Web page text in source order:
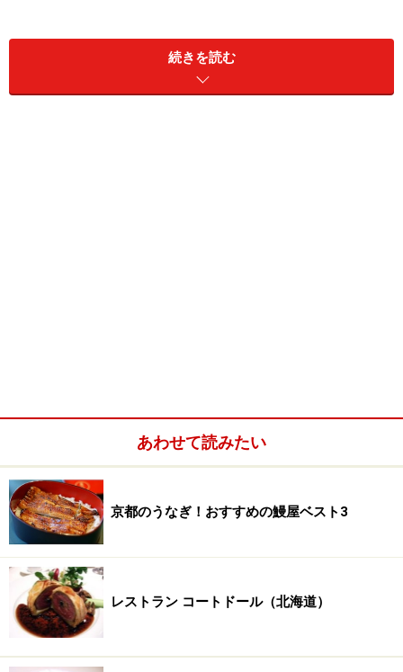
表戸を入ると左手に立派なお庭が迎えてくれますが、玄
関を上がった奥にも広い中庭があり、メイン・ダイニン
グと6畳の茶室がこの中庭に面しています。
オーナーシェフの堀江 純一郎さん
オーナーシェフの堀江純一郎さんは、イタリアで計8年
の長きに渡って修行され、ピエモンテ州のリストランテ
「ピステルナ」ではシェフとして2003年イタリア版ミシ
ュランで１ツ星を獲得。そして帰国後に、東京西麻布の
続きを読む
あわせて読みたい
京都のうなぎ！おすすめの鰻屋ベスト3
レストラン コートドール（北海道）